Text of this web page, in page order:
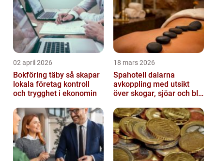
02 april 2026
Bokföring täby så skapar
lokala företag kontroll
och trygghet i ekonomin
18 mars 2026
Spahotell dalarna
avkoppling med utsikt
över skogar, sjöar och blå